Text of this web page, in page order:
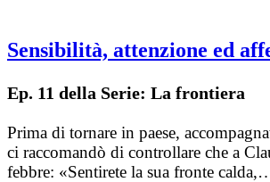
Sensibilità, attenzione ed
Ep. 11 della Serie: La frontiera
Prima di tornare in paese,
ci raccomandò di controllare che a
febbre: «Sentirete la sua fronte